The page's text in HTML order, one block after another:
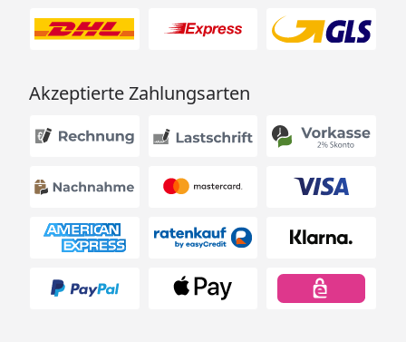
Akzeptierte Zahlungsarten